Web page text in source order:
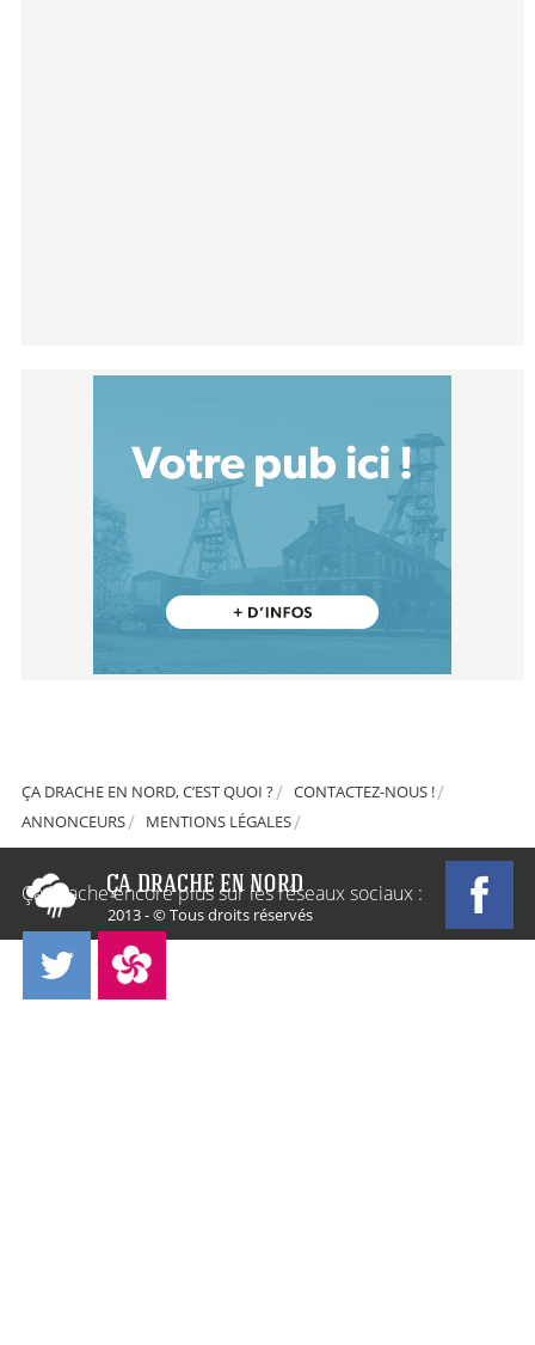
ÇA DRACHE EN NORD, C’EST QUOI ?
CONTACTEZ-NOUS !
ANNONCEURS
MENTIONS LÉGALES
2013 - © Tous droits réservés
Ça Drache encore plus sur les réseaux sociaux :